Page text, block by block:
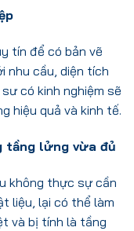
tín để có bản vẽ
nhu cầu, diện tích
có kinh nghiệm sẽ
hiệu quả và kinh tế.
tầng lửng vừa đủ
không thực sự cần
liệu, lại có thể làm
và bị tính là tầng